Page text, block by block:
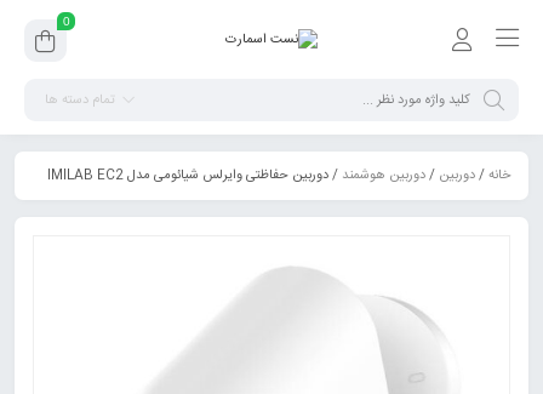
0
تمام دسته ها
خانه/دوربین /دوربین هوشمند / دوربین حفاظتی وایرلس شیائومی مدل IMILAB EC2